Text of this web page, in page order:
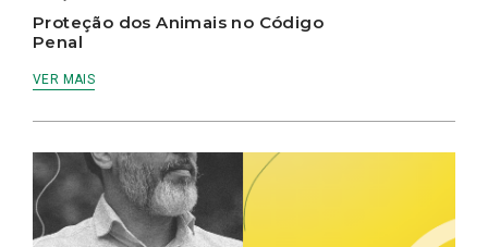
Proteção dos Animais no Código
Penal
VER MAIS